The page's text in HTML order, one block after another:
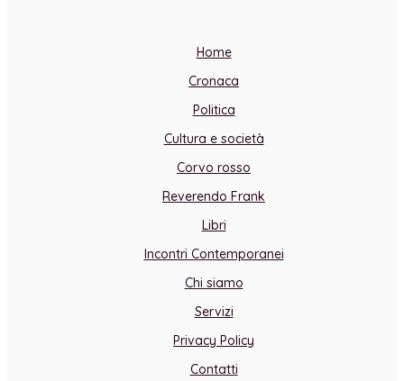
Home
Cronaca
Politica
Cultura e società
Corvo rosso
Reverendo Frank
Libri
Incontri Contemporanei
Chi siamo
Servizi
Privacy Policy
Contatti